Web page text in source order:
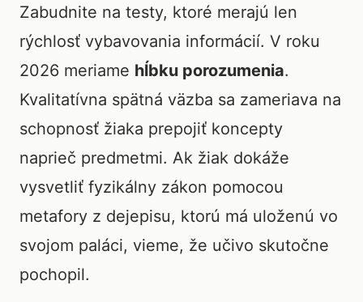
Zabudnite na testy, ktoré merajú len
rýchlosť vybavovania informácií. V roku
2026 meriame hĺbku porozumenia.
Kvalitatívna spätná väzba sa zameriava na
schopnosť žiaka prepojiť koncepty
naprieč predmetmi. Ak žiak dokáže
vysvetliť fyzikálny zákon pomocou
metafory z dejepisu, ktorú má uloženú vo
svojom paláci, vieme, že učivo skutočne
pochopil.